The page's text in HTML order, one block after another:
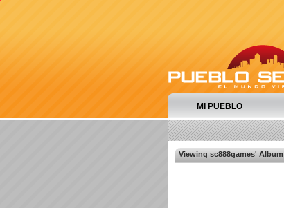
MI PUEBLO
Viewing sc888games' Album